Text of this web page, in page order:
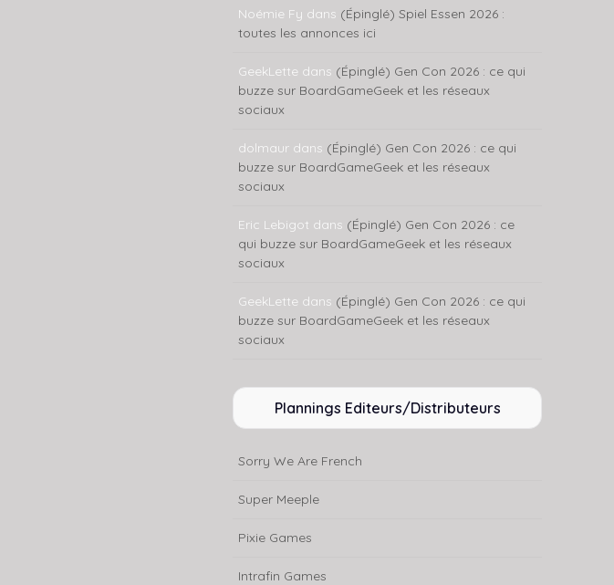
Noémie Fy dans (Épinglé) Spiel Essen 2026 :
toutes les annonces ici
GeekLette dans (Épinglé) Gen Con 2026 : ce qui
buzze sur BoardGameGeek et les réseaux
sociaux
dolmaur dans (Épinglé) Gen Con 2026 : ce qui
buzze sur BoardGameGeek et les réseaux
sociaux
Eric Lebigot dans (Épinglé) Gen Con 2026 : ce
qui buzze sur BoardGameGeek et les réseaux
sociaux
GeekLette dans (Épinglé) Gen Con 2026 : ce qui
buzze sur BoardGameGeek et les réseaux
sociaux
Plannings Editeurs/Distributeurs
Sorry We Are French
Super Meeple
Pixie Games
Intrafin Games